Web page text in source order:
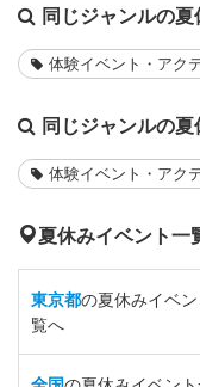
同じジャンルの夏
体験イベント・アク
同じジャンルの夏
体験イベント・アク
夏休みイベント一
東京都の夏休みイベ
覧へ